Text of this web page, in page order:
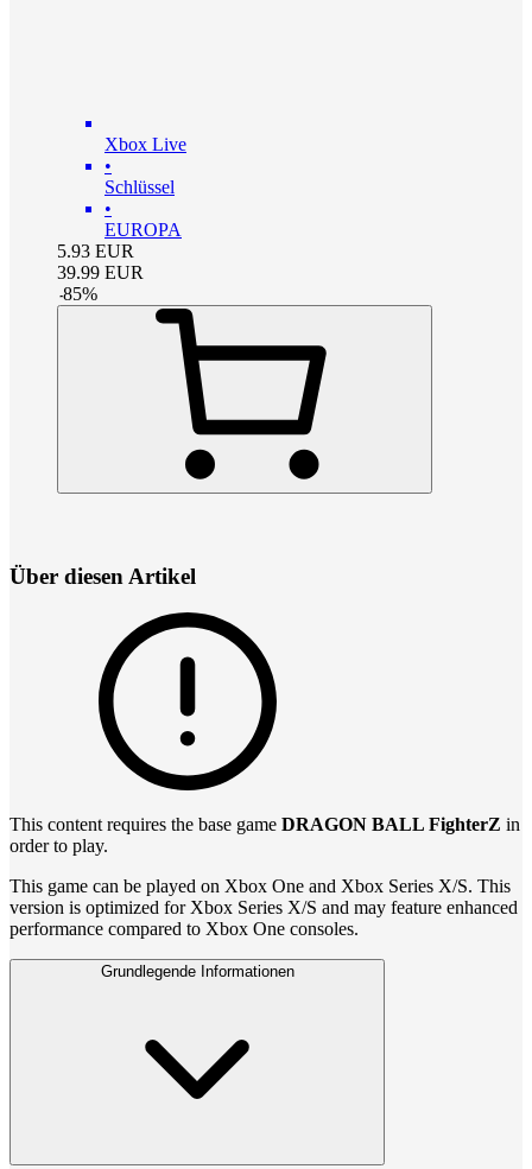
Xbox Live
•
Schlüssel
•
EUROPA
5.93 EUR
39.99 EUR
-85%
Über diesen Artikel
This content requires the base game DRAGON BALL FighterZ in
order to play.
This game can be played on Xbox One and Xbox Series X/S. This
version is optimized for Xbox Series X/S and may feature enhanced
performance compared to Xbox One consoles.
Grundlegende Informationen